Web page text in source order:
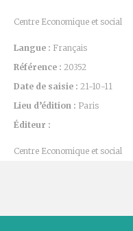
Centre Economique et social
Langue : Français
Référence : 20352
Date de saisie : 21-10-11
Lieu d’édition : Paris
Éditeur :
Centre Economique et social